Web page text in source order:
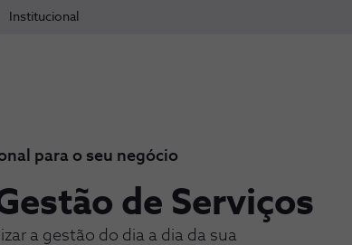
Institucional
para o seu negócio
de Serviços
a gestão do dia a dia da sua